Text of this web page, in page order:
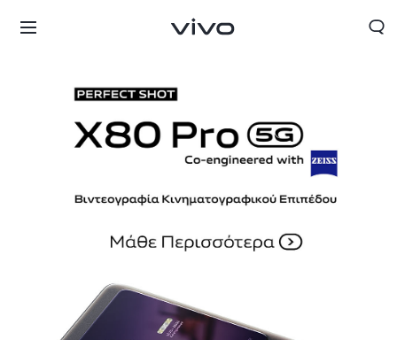
Greece | Επιλέξτε χώρα/περιοχή